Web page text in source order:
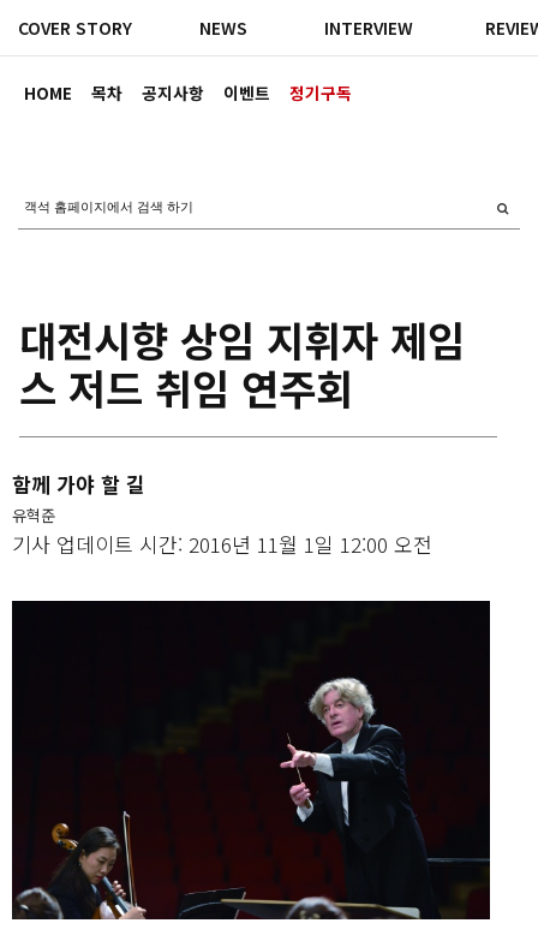
HOME 목차 공지사항 이벤트 정기구독
COVER STORY NEWS INTERVIEW
대전시향 상임 지휘자 제임
스 저드 취임 연주회
함께 가야 할 길
유혁준
기사 업데이트 시간: 2016년 11월 1일 12:00 오전